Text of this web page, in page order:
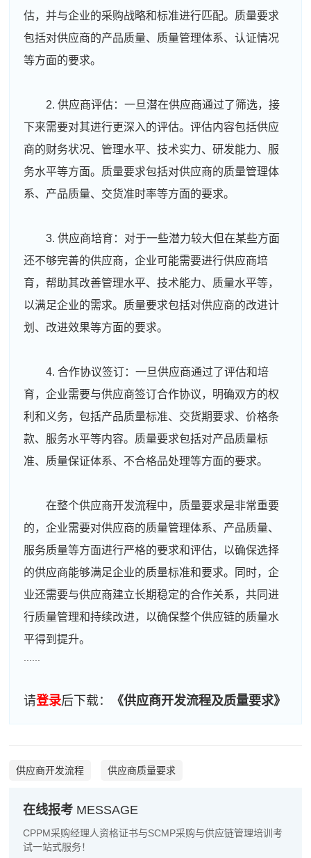
估，并与企业的采购战略和标准进行匹配。质量要求
包括对供应商的产品质量、质量管理体系、认证情况
等方面的要求。
2. 供应商评估：一旦潜在供应商通过了筛选，接
下来需要对其进行更深入的评估。评估内容包括供应
商的财务状况、管理水平、技术实力、研发能力、服
务水平等方面。质量要求包括对供应商的质量管理体
系、产品质量、交货准时率等方面的要求。
3. 供应商培育：对于一些潜力较大但在某些方面
还不够完善的供应商，企业可能需要进行供应商培
育，帮助其改善管理水平、技术能力、质量水平等，
以满足企业的需求。质量要求包括对供应商的改进计
划、改进效果等方面的要求。
4. 合作协议签订：一旦供应商通过了评估和培
育，企业需要与供应商签订合作协议，明确双方的权
利和义务，包括产品质量标准、交货期要求、价格条
款、服务水平等内容。质量要求包括对产品质量标
准、质量保证体系、不合格品处理等方面的要求。
在整个供应商开发流程中，质量要求是非常重要
的，企业需要对供应商的质量管理体系、产品质量、
服务质量等方面进行严格的要求和评估，以确保选择
的供应商能够满足企业的质量标准和要求。同时，企
业还需要与供应商建立长期稳定的合作关系，共同进
行质量管理和持续改进，以确保整个供应链的质量水
平得到提升。
请登录后下载： 《供应商开发流程及质量要求》
供应商开发流程 供应商质量要求
在线报考 MESSAGE
CPPM采购经理人资格证书与SCMP采购与供应链管理培训考
试一站式服务！